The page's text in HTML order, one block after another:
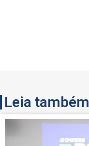
Leia também